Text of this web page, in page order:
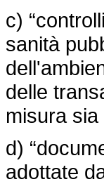
c)
sanità
delle
misura
d)
adottate